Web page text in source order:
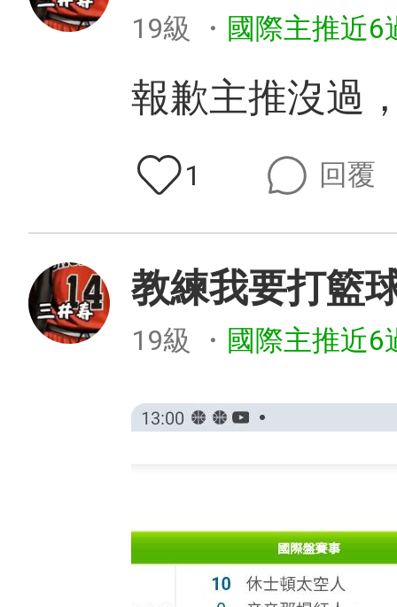
19級 ・ 國際主推近6
報歉主推沒過
1 回覆
教練我要打籃
19級 ・ 國際主推近6